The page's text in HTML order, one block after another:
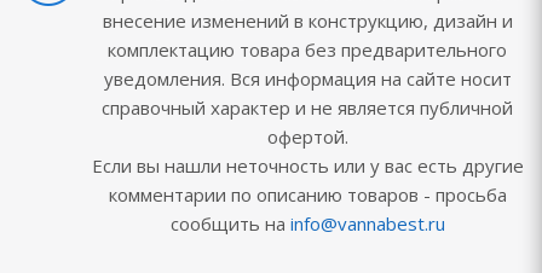
внесение изменений в конструкцию, дизайн и
комплектацию товара без предварительного
уведомления. Вся информация на сайте носит
справочный характер и не является публичной
офертой.
Если вы нашли неточность или у вас есть другие
комментарии по описанию товаров - просьба
сообщить на info@vannabest.ru